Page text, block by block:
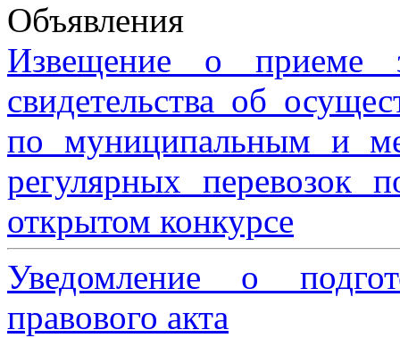
Объявления
Извещение о приеме
свидетельства об
по муниципальным и
регулярных перевозок
открытом конкурсе
Уведомление о
правового акта